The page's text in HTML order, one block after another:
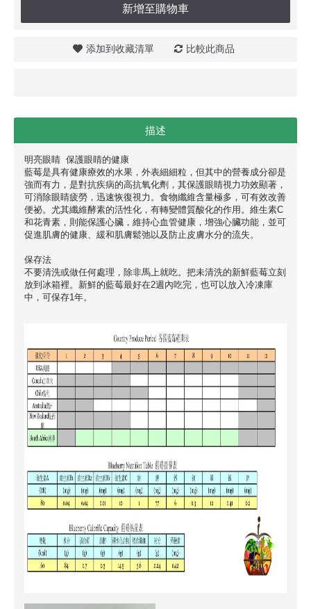
新增至購物車
添加到收藏清單 比較此商品
描述
明亮眼睛 保護眼睛的健康
藍莓是具有健康療效的水果，外表細細粒，但其中的營養成分卻是
強而有力，是對抗疾病的高抗氧化劑，其保護眼睛視力功效顯著，
可消除眼睛疲勞，迅速恢復視力。食物纖維含量極多，可有效改善
便祕。尤其纖維酵素的活性化，有轉變體質酸化的作用。維生素C
和花青素，則能保護心臟，維持心血管健康，增強心臟功能，並可
促進肌膚的健康、緩和肌膚鬆弛以及防止皮膚水分的流失。
保存法
不要清洗或做任何處理，除非馬上就吃。把未清洗的新鮮藍莓立刻
放到冰箱裡。新鮮的藍莓最好在2週內吃完，也可以放入冷凍庫
中，可保存1年。